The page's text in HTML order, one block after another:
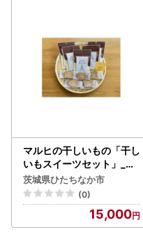
マルヒの干しいもの「干し
いもスイーツセット」_菓
子・スイーツ チョコレー
ト 菓子・スイーツ ケーキ
_【配送不可地域：離島】
茨城県ひたちなか市
(0)
15,000